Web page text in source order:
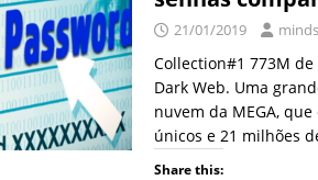
21/01/2019
Collection#1 773M
Dark Web. Uma
nuvem da MEGA,
únicos e 21 milhões
Share this: